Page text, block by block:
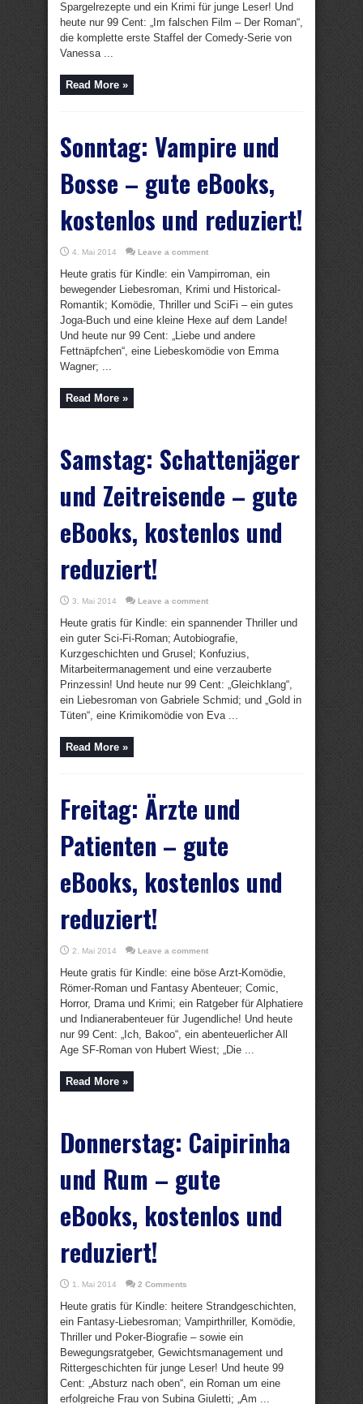
Spargelrezepte und ein Krimi für junge Leser! Und
heute nur 99 Cent: „Im falschen Film – Der Roman“,
die komplette erste Staffel der Comedy-Serie von
Vanessa ...
Read More »
Sonntag: Vampire und
Bosse – gute eBooks,
kostenlos und reduziert!
4. Mai 2014 Leave a comment
Heute gratis für Kindle: ein Vampirroman, ein
bewegender Liebesroman, Krimi und Historical-
Romantik; Komödie, Thriller und SciFi – ein gutes
Joga-Buch und eine kleine Hexe auf dem Lande!
Und heute nur 99 Cent: „Liebe und andere
Fettnäpfchen“, eine Liebeskomödie von Emma
Wagner; ...
Read More »
Samstag: Schattenjäger
und Zeitreisende – gute
eBooks, kostenlos und
reduziert!
3. Mai 2014 Leave a comment
Heute gratis für Kindle: ein spannender Thriller und
ein guter Sci-Fi-Roman; Autobiografie,
Kurzgeschichten und Grusel; Konfuzius,
Mitarbeitermanagement und eine verzauberte
Prinzessin! Und heute nur 99 Cent: „Gleichklang“,
ein Liebesroman von Gabriele Schmid; und „Gold in
Tüten“, eine Krimikomödie von Eva ...
Read More »
Freitag: Ärzte und
Patienten – gute
eBooks, kostenlos und
reduziert!
2. Mai 2014 Leave a comment
Heute gratis für Kindle: eine böse Arzt-Komödie,
Römer-Roman und Fantasy Abenteuer; Comic,
Horror, Drama und Krimi; ein Ratgeber für Alphatiere
und Indianerabenteuer für Jugendliche! Und heute
nur 99 Cent: „Ich, Bakoo“, ein abenteuerlicher All
Age SF-Roman von Hubert Wiest; „Die ...
Read More »
Donnerstag: Caipirinha
und Rum – gute
eBooks, kostenlos und
reduziert!
1. Mai 2014 2 Comments
Heute gratis für Kindle: heitere Strandgeschichten,
ein Fantasy-Liebesroman; Vampirthriller, Komödie,
Thriller und Poker-Biografie – sowie ein
Bewegungsratgeber, Gewichtsmanagement und
Rittergeschichten für junge Leser! Und heute 99
Cent: „Absturz nach oben“, ein Roman um eine
erfolgreiche Frau von Subina Giuletti; „Am ...